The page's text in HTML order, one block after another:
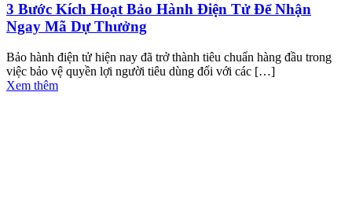
3 Bước Kích Hoạt Bảo Hành Điện Tử Để Nhận
Ngay Mã Dự Thưởng
Bảo hành điện tử hiện nay đã trở thành tiêu chuẩn hàng đầu trong
việc bảo vệ quyền lợi người tiêu dùng đối với các […]
Xem thêm